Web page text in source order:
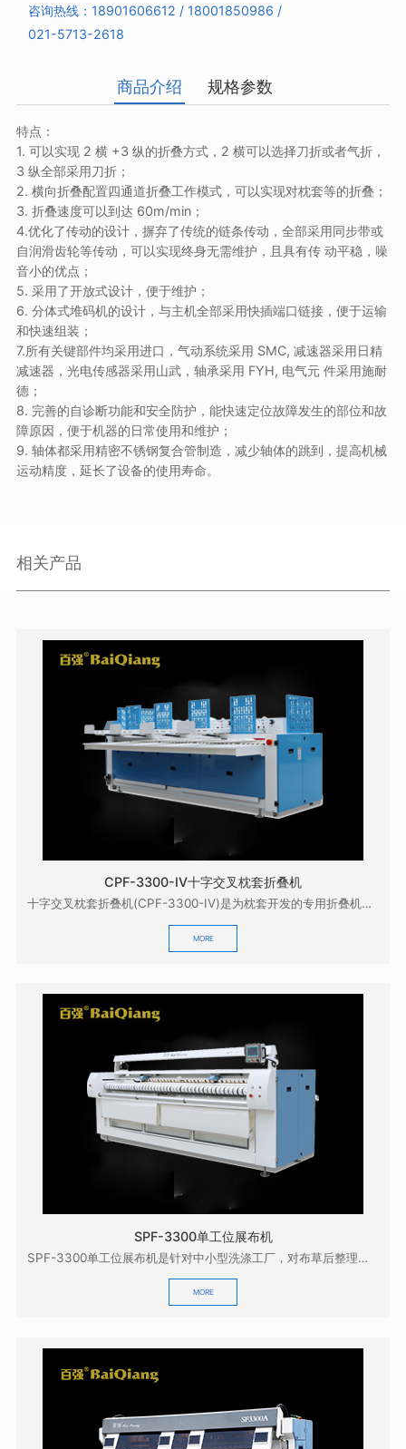
咨询热线：18901606612 / 18001850986 /
021-5713-2618
商品介绍 规格参数
特点：
1. 可以实现 2 横 +3 纵的折叠方式，2 横可以选择刀折或者气折，
3 纵全部采用刀折；
2. 横向折叠配置四通道折叠工作模式，可以实现对枕套等的折叠；
3. 折叠速度可以到达 60m/min；
4.优化了传动的设计，摒弃了传统的链条传动，全部采用同步带或
自润滑齿轮等传动，可以实现终身无需维护，且具有传 动平稳，噪
音小的优点；
5. 采用了开放式设计，便于维护；
6. 分体式堆码机的设计，与主机全部采用快插端口链接，便于运输
和快速组装；
7.所有关键部件均采用进口，气动系统采用 SMC, 减速器采用日精
减速器，光电传感器采用山武，轴承采用 FYH, 电气元 件采用施耐
德；
8. 完善的自诊断功能和安全防护，能快速定位故障发生的部位和故
障原因，便于机器的日常使用和维护；
9. 轴体都采用精密不锈钢复合管制造，减少轴体的跳到，提高机械
运动精度，延长了设备的使用寿命。
相关产品
CPF-3300-IV十字交叉枕套折叠机
十字交叉枕套折叠机(CPF-3300-IV)是为枕套开发的专用折叠机，它配合本公司的GZD-33...
MORE
SPF-3300单工位展布机
SPF-3300单工位展布机是针对中小型洗涤工厂，对布草后整理的质量有较高要求而研发的，它具有展...
MORE